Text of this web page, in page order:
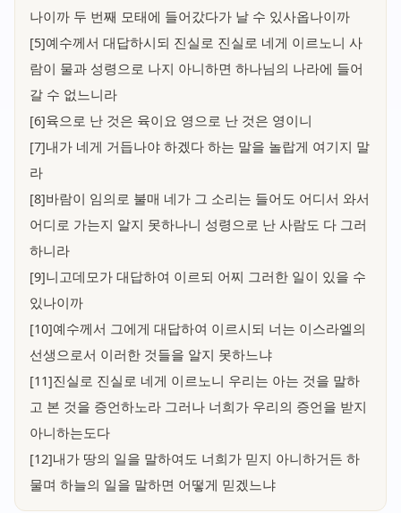
나이까 두 번째 모태에 들어갔다가 날 수 있사옵나이까
[5]예수께서 대답하시되 진실로 진실로 네게 이르노니 사
람이 물과 성령으로 나지 아니하면 하나님의 나라에 들어
갈 수 없느니라
[6]육으로 난 것은 육이요 영으로 난 것은 영이니
[7]내가 네게 거듭나야 하겠다 하는 말을 놀랍게 여기지 말
라
[8]바람이 임의로 불매 네가 그 소리는 들어도 어디서 와서
어디로 가는지 알지 못하나니 성령으로 난 사람도 다 그러
하니라
[9]니고데모가 대답하여 이르되 어찌 그러한 일이 있을 수
있나이까
[10]예수께서 그에게 대답하여 이르시되 너는 이스라엘의
선생으로서 이러한 것들을 알지 못하느냐
[11]진실로 진실로 네게 이르노니 우리는 아는 것을 말하
고 본 것을 증언하노라 그러나 너희가 우리의 증언을 받지
아니하는도다
[12]내가 땅의 일을 말하여도 너희가 믿지 아니하거든 하
물며 하늘의 일을 말하면 어떻게 믿겠느냐